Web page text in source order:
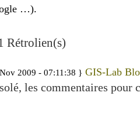
…).
Rétrolien(s)
2009 - 07:11:38 } GIS-Lab
les commentaires pour